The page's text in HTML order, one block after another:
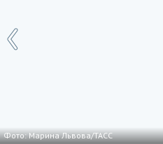
Фото: Марина Львова/ТАСС